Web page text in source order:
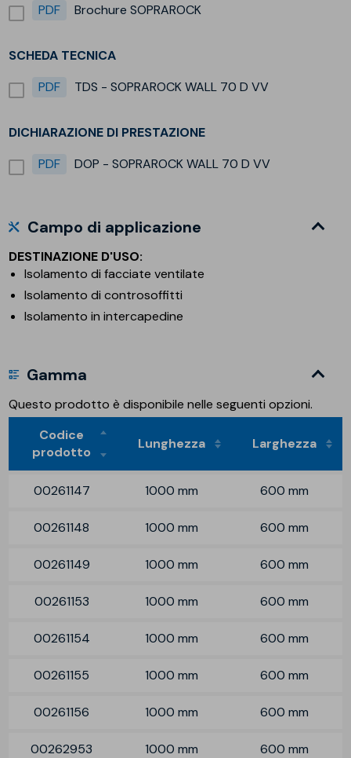
PDF
Brochure SOPRAROCK
SCHEDA TECNICA
PDF
TDS - SOPRAROCK WALL 70 D VV
DICHIARAZIONE DI PRESTAZIONE
PDF
DOP - SOPRAROCK WALL 70 D VV
Campo di applicazione
DESTINAZIONE D'USO:
Isolamento di facciate ventilate
Isolamento di controsoffitti
Isolamento in intercapedine
Gamma
Questo prodotto è disponibile nelle seguenti opzioni.
Codice
prodotto
Lunghezza Larghezza
00261147 1000 mm 600 mm
00261148 1000 mm 600 mm
00261149 1000 mm 600 mm
00261153 1000 mm 600 mm
00261154 1000 mm 600 mm
00261155 1000 mm 600 mm
00261156 1000 mm 600 mm
00262953 1000 mm 600 mm